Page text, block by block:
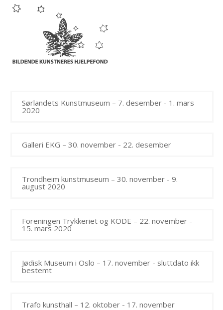
Sørlandets Kunstmuseum – 7. desember - 1. mars
2020
Galleri EKG – 30. november - 22. desember
Trondheim kunstmuseum – 30. november - 9.
august 2020
Foreningen Trykkeriet og KODE – 22. november -
15. mars 2020
Jødisk Museum i Oslo – 17. november - sluttdato ikk
bestemt
Trafo kunsthall – 12. oktober - 17. november